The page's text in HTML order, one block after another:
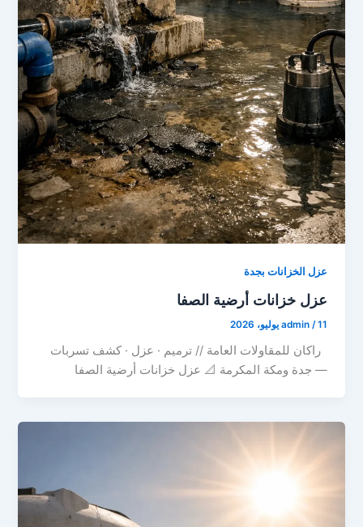
عزل الخزانات بجدة
عزل خزانات أرضية الصفا
admin /11 يوليو، 2026
راكان للمقاولات العامة // ترميم · عزل · كشف تسربات
— جدة ومكة المكرمة 📐 عزل خزانات أرضية الصفا